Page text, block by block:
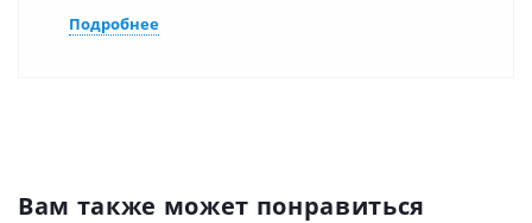
Подробнее
Вам также может понравиться